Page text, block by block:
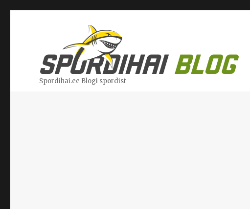
Spordihai.ee Blogi spordist